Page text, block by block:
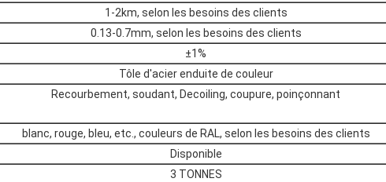
1-2km, selon les besoins des clients
0.13-0.7mm, selon les besoins des clients
±1%
Tôle d'acier enduite de couleur
Recourbement, soudant, Decoiling, coupure, poinçonnant
blanc, rouge, bleu, etc., couleurs de RAL, selon les besoins des clients
Disponible
3 TONNES